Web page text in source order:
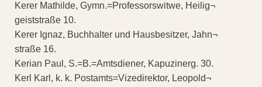
Kerer Mathilde, Gymn.=Professorswitwe, Heilig¬
geiststraße 10.
Kerer Ignaz, Buchhalter und Hausbesitzer, Jahn¬
straße 16.
Kerian Paul, S.=B.=Amtsdiener, Kapuzinerg. 30.
Kerl Karl, k. k. Postamts=Vizedirektor, Leopold¬